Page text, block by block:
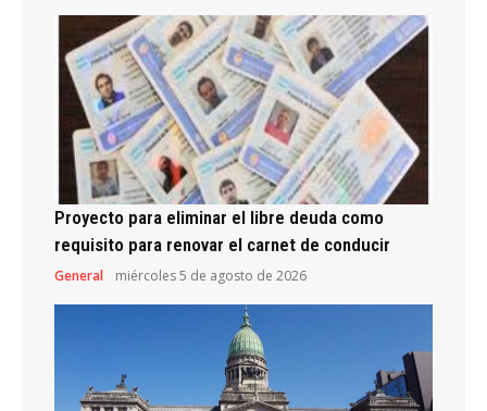
Proyecto para eliminar el libre deuda como
requisito para renovar el carnet de conducir
General miércoles 5 de agosto de 2026